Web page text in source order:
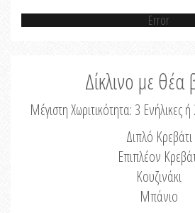
Error
Δίκλινο με θέα
Μέγιστη Χωριτικότητα: 3 Ενήλικες
Διπλό Κρεβάτι
Επιπλέον
Κουζινάκι
Μπάνιο